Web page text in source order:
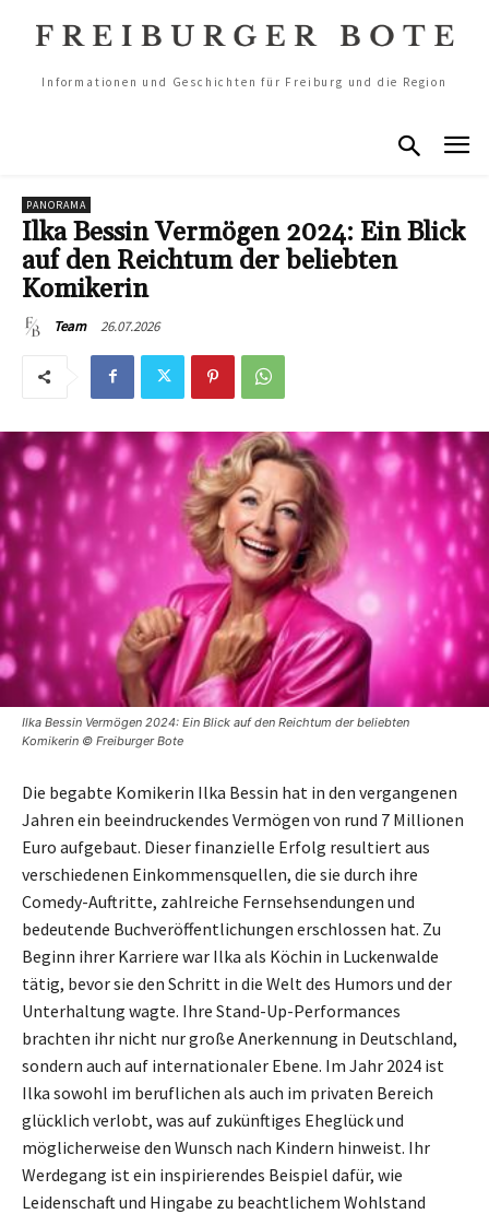
Informationen und Geschichten für Freiburg und die Region
PANORAMA
Ilka Bessin Vermögen 2024: Ein Blick
auf den Reichtum der beliebten
Komikerin
Team 26.07.2026
Ilka Bessin Vermögen 2024: Ein Blick auf den Reichtum der beliebten
Komikerin © Freiburger Bote
Die begabte Komikerin Ilka Bessin hat in den vergangenen
Jahren ein beeindruckendes Vermögen von rund 7 Millionen
Euro aufgebaut. Dieser finanzielle Erfolg resultiert aus
verschiedenen Einkommensquellen, die sie durch ihre
Comedy-Auftritte, zahlreiche Fernsehsendungen und
bedeutende Buchveröffentlichungen erschlossen hat. Zu
Beginn ihrer Karriere war Ilka als Köchin in Luckenwalde
tätig, bevor sie den Schritt in die Welt des Humors und der
Unterhaltung wagte. Ihre Stand-Up-Performances
brachten ihr nicht nur große Anerkennung in Deutschland,
sondern auch auf internationaler Ebene. Im Jahr 2024 ist
Ilka sowohl im beruflichen als auch im privaten Bereich
glücklich verlobt, was auf zukünftiges Eheglück und
möglicherweise den Wunsch nach Kindern hinweist. Ihr
Werdegang ist ein inspirierendes Beispiel dafür, wie
Leidenschaft und Hingabe zu beachtlichem Wohlstand